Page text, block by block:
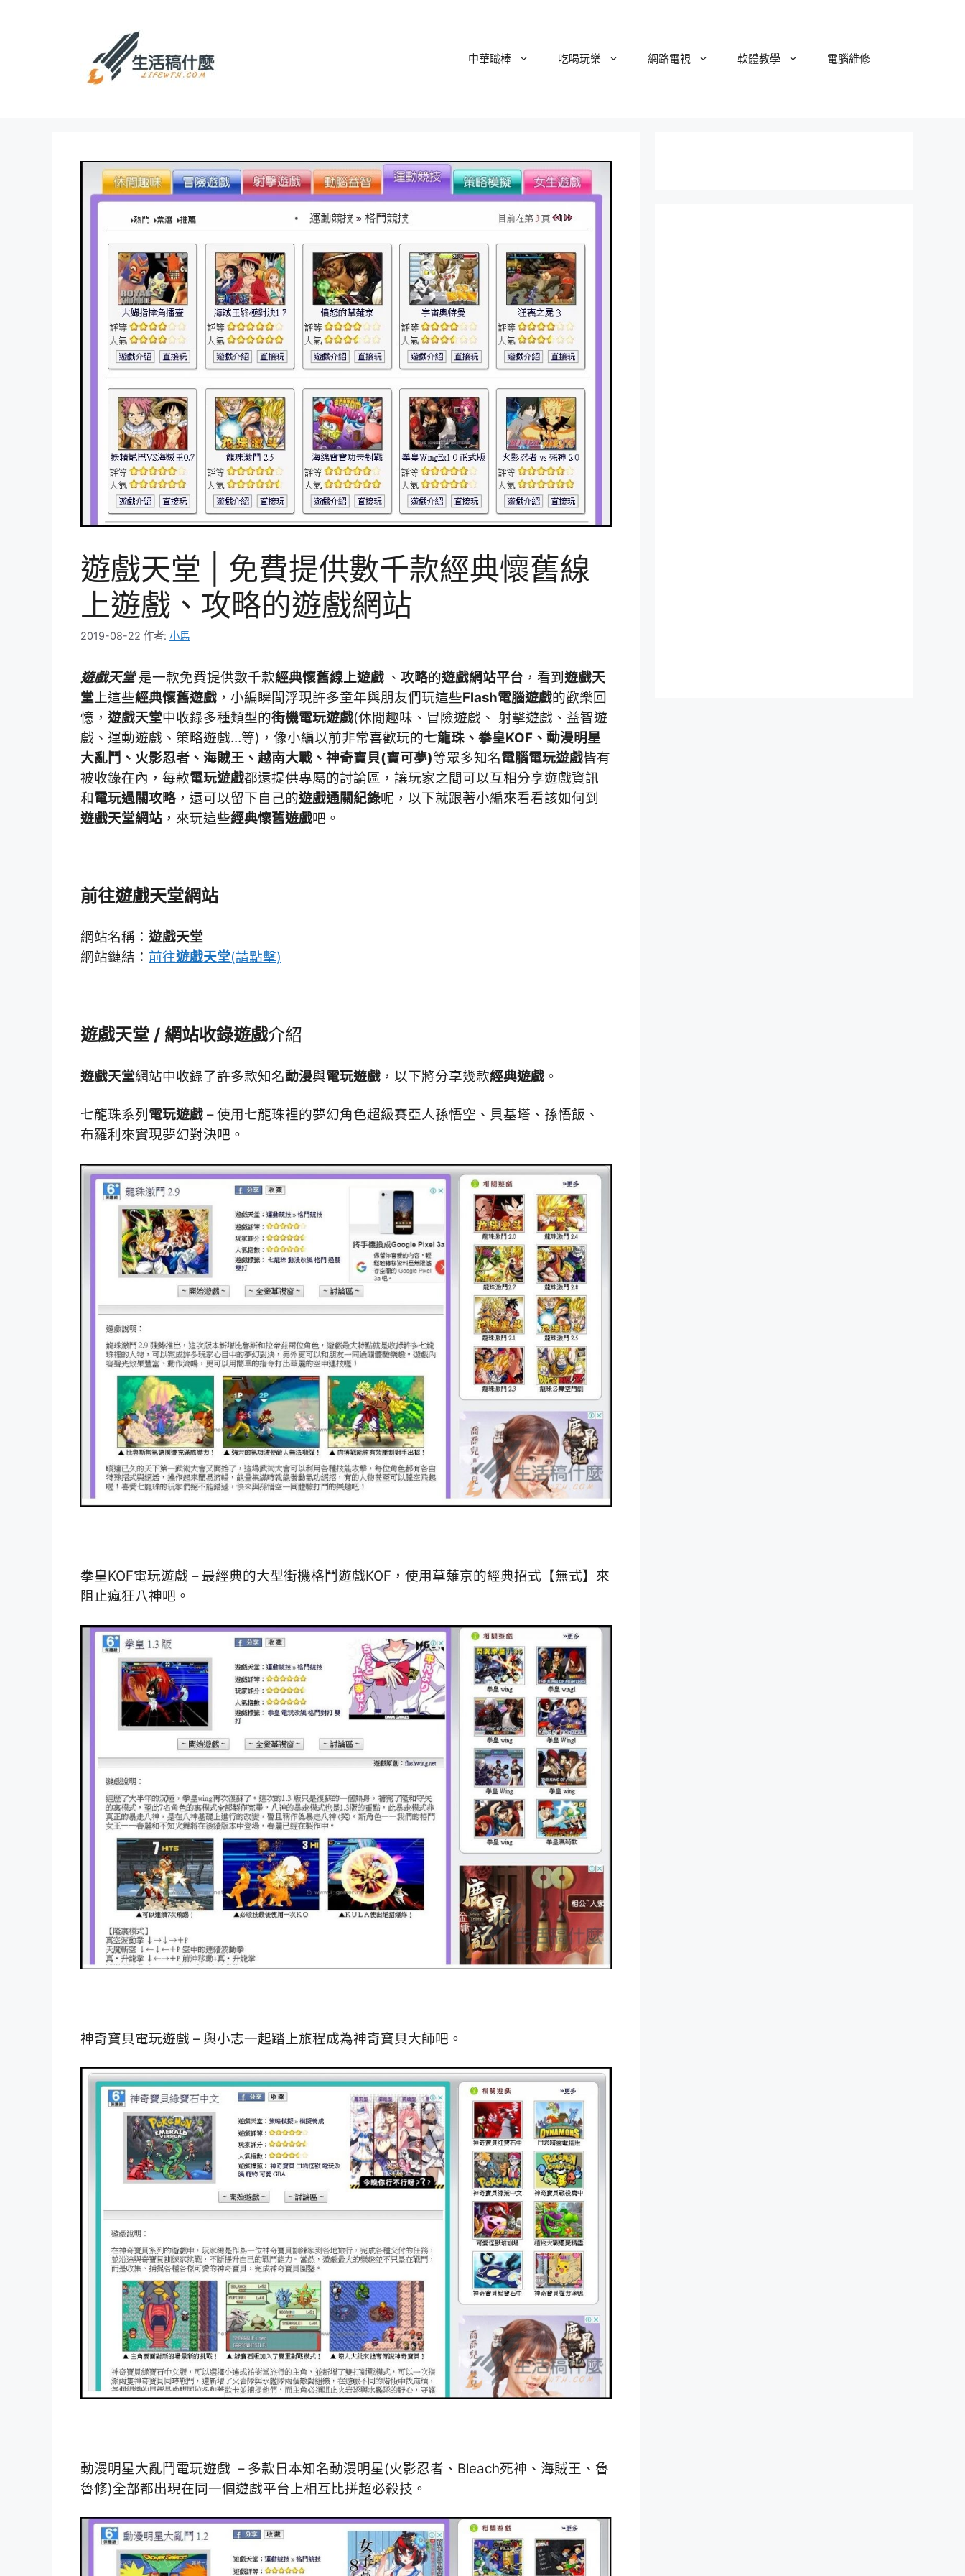
中華職棒 吃喝玩樂 網路電視 軟體教學 電腦維修
遊戲天堂 | 免費提供數千款經典懷舊線
上遊戲、攻略的遊戲網站
2019-08-22 作者: 小馬
遊戲天堂是一款免費提供數千款經典懷舊線上遊戲 、 攻略的遊戲網站平台 ，看到 遊戲天
堂上這些經典懷舊遊戲 ，小編瞬間浮現許多童年與朋友們玩這些Flash電腦遊戲的歡樂回
憶， 遊戲天堂中收錄多種類型的街機電玩遊戲(休閒趣味、冒險遊戲、 射擊遊戲、益智遊
戲、運動遊戲、策略遊戲…等)，像小編以前非常喜歡玩的七龍珠、拳皇KOF、動漫明星
大亂鬥、火影忍者、海賊王、越南大戰、神奇寶貝(寶可夢)等眾多知名電腦電玩遊戲皆有
被收錄在內，每款電玩遊戲都還提供專屬的討論區，讓玩家之間可以互相分享遊戲資訊
和電玩過關攻略，還可以留下自己的遊戲通關紀錄呢，以下就跟著小編來看看該如何到
遊戲天堂網站 ，來玩這些經典懷舊遊戲吧。
前往遊戲天堂網站
網站名稱： 遊戲天堂
網站鏈結： 前往遊戲天堂(請點擊)
遊戲天堂 / 網站收錄遊戲介紹
遊戲天堂網站中收錄了許多款知名動漫與電玩遊戲 ，以下將分享幾款經典遊戲 。
七龍珠系列 電玩遊戲 – 使用七龍珠裡的夢幻角色超級賽亞人孫悟空、貝基塔、孫悟飯、
布羅利來實現夢幻對決吧。
拳皇KOF電玩遊戲 – 最經典的大型街機格鬥遊戲KOF，使用草薙京的經典招式【無式】來
阻止瘋狂八神吧。
神奇寶貝電玩遊戲 – 與小志一起踏上旅程成為神奇寶貝大師吧。
動漫明星大亂鬥電玩遊戲 – 多款日本知名動漫明星(火影忍者、Bleach死神、海賊王、魯
魯修)全部都出現在同一個遊戲平台上相互比拼超必殺技。